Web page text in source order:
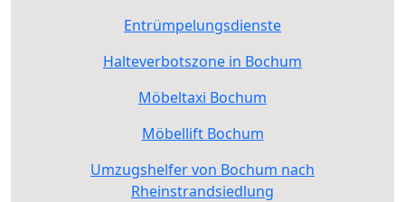
Entrümpelungsdienste
Halteverbotszone in Bochum
Möbeltaxi Bochum
Möbellift Bochum
Umzugshelfer von Bochum nach
Rheinstrandsiedlung